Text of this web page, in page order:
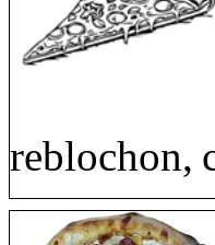
reblochon,